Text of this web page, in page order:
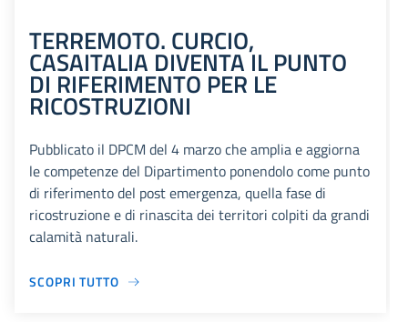
TERREMOTO. CURCIO,
CASAITALIA DIVENTA IL PUNTO
DI RIFERIMENTO PER LE
RICOSTRUZIONI
Pubblicato il DPCM del 4 marzo che amplia e aggiorna
le competenze del Dipartimento ponendolo come punto
di riferimento del post emergenza, quella fase di
ricostruzione e di rinascita dei territori colpiti da grandi
calamità naturali.
SCOPRI TUTTO